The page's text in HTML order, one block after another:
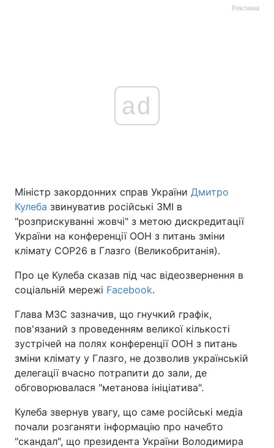
Реклама
ad
Міністр закордонних справ України Дмитро
Кулеба звинуватив російські ЗМІ в
"розприскуванні жовчі" з метою дискредитації
України на конференції ООН з питань зміни
клімату COP26 в Глазго (Великобританія).
Про це Кулеба сказав під час відеозвернення в
соціальній мережі Facebook.
Глава МЗС зазначив, що гнучкий графік,
пов'язаний з проведенням великої кількості
зустрічей на полях конференції ООН з питань
зміни клімату у Глазго, не дозволив українській
делегації вчасно потрапити до зали, де
обговорювалася "метанова ініціатива".
Кулеба звернув увагу, що саме російські медіа
почали розганяти інформацію про начебто
"скандал", що президента України Володимира